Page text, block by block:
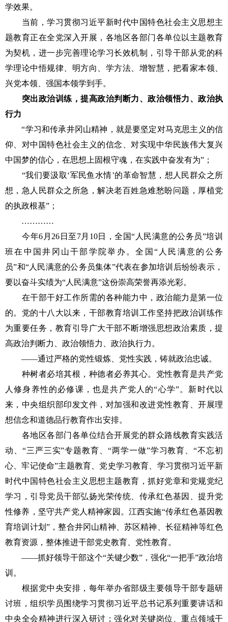
学效果。
当前，学习贯彻习近平新时代中国特色社会主义思想主
题教育正在全党深入开展，各地区各部门各单位以主题教育
为契机，进一步完善理论学习长效机制，引导干部从党的科
学理论中悟规律、明方向、学方法、增智慧，把看家本领、
兴党本领、强国本领学到手。
突出政治训练，提高政治判断力、政治领悟力、政治执
行力
“学习和传承井冈山精神，就是要坚定对马克思主义的信
仰、对中国特色社会主义的信念、对实现中华民族伟大复兴
中国梦的信心，在思想上固根守魂，在实践中奋发有为”；
“我们要汲取‘军民鱼水情’的革命智慧，想人民群众之所
想，急人民群众之所急，解决老百姓急难愁盼问题，厚植党
的执政根基”；
…………
今年6月26日至7月10日，全国“人民满意的公务员”培训
班在中国井冈山干部学院举办。全国“人民满意的公务
员”和“人民满意的公务员集体”代表在参加培训后纷纷表示，
要以奋斗实绩为“人民满意”这份崇高荣誉再添光彩。
在干部干好工作所需的各种能力中，政治能力是第一位
的。党的十八大以来，干部教育培训工作坚持把政治训练作
为重要任务，教育引导广大干部不断增强思想政治素质，提
高政治判断力、政治领悟力、政治执行力。
——通过严格的党性锻炼、党性实践，铸就政治忠诚。
种树者必培其根，种德者必养其心。党性教育是共产党
人修身养性的必修课，也是共产党人的“心学”。新时代以
来，中央组织部印发文件，对加强和改进党性教育、开展理
想信念和道德品行教育作出安排。
各地区各部门各单位结合开展党的群众路线教育实践活
动、“三严三实”专题教育、“两学一做”学习教育、“不忘初
心、牢记使命”主题教育、党史学习教育、学习贯彻习近平新
时代中国特色社会主义思想主题教育，抓好党章和党规党纪
学习，引导党员干部弘扬光荣传统、传承红色基因、提升党
性修养，坚守共产党人精神家园。江西实施“传承红色基因教
育培训计划”，整合井冈山精神、苏区精神、长征精神等红色
教育资源，整体推进干部党史教育、党性教育。
——抓好领导干部这个“关键少数”，强化“一把手”政治培
训。
根据党中央安排，每年举办省部级主要领导干部专题研
讨班，组织学员围绕学习贯彻习近平总书记系列重要讲话和
中央全会精神进行深入研讨；强化对关键岗位、重点领域干